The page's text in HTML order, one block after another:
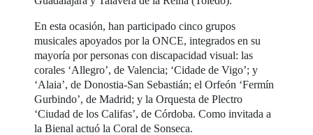
En esta ocasión, han participado cinco grupos
musicales apoyados por la ONCE, integrados en su
mayoría por personas con discapacidad visual: las
corales ‘Allegro’, de Valencia; ‘Cidade de Vigo’; y
‘Alaia’, de Donostia-San Sebastián; el Orfeón ‘Fermín
Gurbindo’, de Madrid; y la Orquesta de Plectro
‘Ciudad de los Califas’, de Córdoba. Como invitada a
la Bienal actuó la Coral de Sonseca.